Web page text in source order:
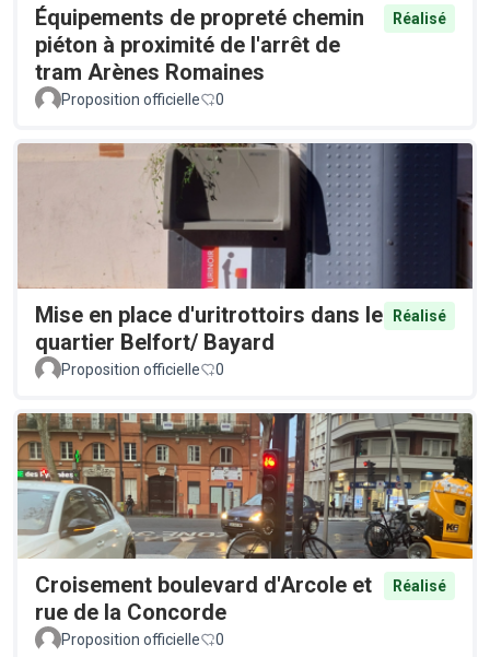
Équipements de propreté chemin
piéton à proximité de l'arrêt de
tram Arènes Romaines
Réalisé
Proposition officielle 0
Mise en place d'uritrottoirs dans le
quartier Belfort/ Bayard
Réalisé
Proposition officielle 0
Croisement boulevard d'Arcole et
rue de la Concorde
Réalisé
Proposition officielle 0